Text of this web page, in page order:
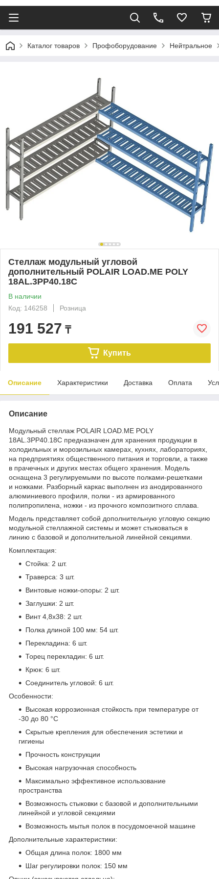
Каталог товаров Профоборудование Нейтральное
Стеллаж модульный угловой
дополнительный POLAIR LOAD.ME POLY
18AL.3PP40.18C
В наличии
Код: 146258
Розница
191 527 ₸
Купить
Описание Характеристики Доставка Оплата
Описание
Модульный стеллаж POLAIR LOAD.ME POLY
18AL.3PP40.18C предназначен для хранения продукции в
холодильных и морозильных камерах, кухнях, лабораториях,
на предприятиях общественного питания и торговли, а также
в прачечных и других местах общего хранения. Модель
оснащена 3 регулируемыми по высоте полками-решетками
и ножками. Разборный каркас выполнен из анодированного
алюминиевого профиля, полки - из армированного
полипропилена, ножки - из прочного композитного сплава.
Модель представляет собой дополнительную угловую секцию
модульной стеллажной системы и может стыковаться в
линию с базовой и дополнительной линейной секциями.
Комплектация:
Стойка: 2 шт.
Траверса: 3 шт.
Винтовые ножки-опоры: 2 шт.
Заглушки: 2 шт.
Винт 4,8x38: 2 шт.
Полка длиной 100 мм: 54 шт.
Перекладина: 6 шт.
Торец перекладин: 6 шт.
Крюк: 6 шт.
Соединитель угловой: 6 шт.
Особенности:
Высокая коррозионная стойкость при температуре от
-30 до 80 °С
Скрытые крепления для обеспечения эстетики и
гигиены
Прочность конструкции
Высокая нагрузочная способность
Максимально эффективное использование
пространства
Возможность стыковки с базовой и дополнительными
линейной и угловой секциями
Возможность мытья полок в посудомоечной машине
Дополнительные характеристики:
Общая длина полок: 1800 мм
Шаг регулировки полок: 150 мм